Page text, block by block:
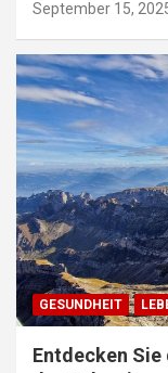
September 15,
GESUNDHEIT
Entdecken Sie